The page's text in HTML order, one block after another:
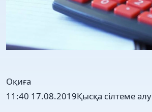
Оқиға
11:40 17.08.2019Қысқа сілтеме алу